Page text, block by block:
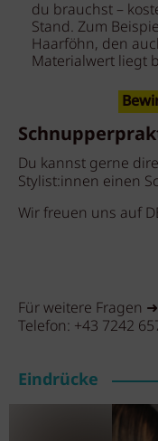
du brauchst –
Stand. Zum
Haarföhn, den
Materialwert liegt
Du kannst gerne
Stylist:innen einen
Wir freuen uns auf
Für weitere Fragen ➜
Telefon: +43 7242
Eindrücke